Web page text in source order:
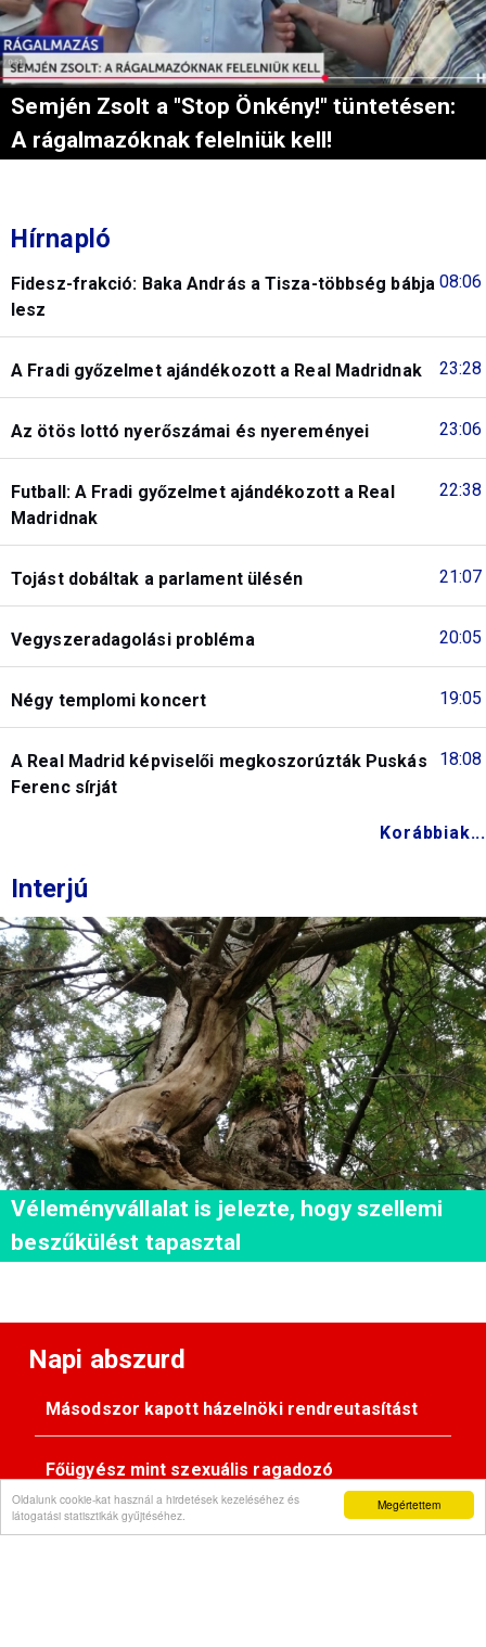
Megértettem
Oldalunk cookie-kat használ a hirdetések kezeléséhez és
látogatási statisztikák gyűjtéséhez.
Semjén Zsolt a "Stop Önkény!" tüntetésen:
A rágalmazóknak felelniük kell!
Hírnapló
08:06
Fidesz-frakció: Baka András a Tisza-többség bábja
lesz
23:28
A Fradi győzelmet ajándékozott a Real Madridnak
23:06
Az ötös lottó nyerőszámai és nyereményei
22:38
Futball: A Fradi győzelmet ajándékozott a Real
Madridnak
21:07
Tojást dobáltak a parlament ülésén
20:05
Vegyszeradagolási probléma
19:05
Négy templomi koncert
18:08
A Real Madrid képviselői megkoszorúzták Puskás
Ferenc sírját
Korábbiak...
Interjú
Véleményvállalat is jelezte, hogy szellemi
beszűkülést tapasztal
Napi abszurd
Másodszor kapott házelnöki rendreutasítást
Főügyész mint szexuális ragadozó
Pimasz önkényúr